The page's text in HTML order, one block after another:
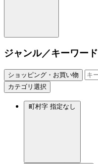
ジャンル／キーワード
ショッピング・お買い物
カテゴリ選択
町村字 指定なし